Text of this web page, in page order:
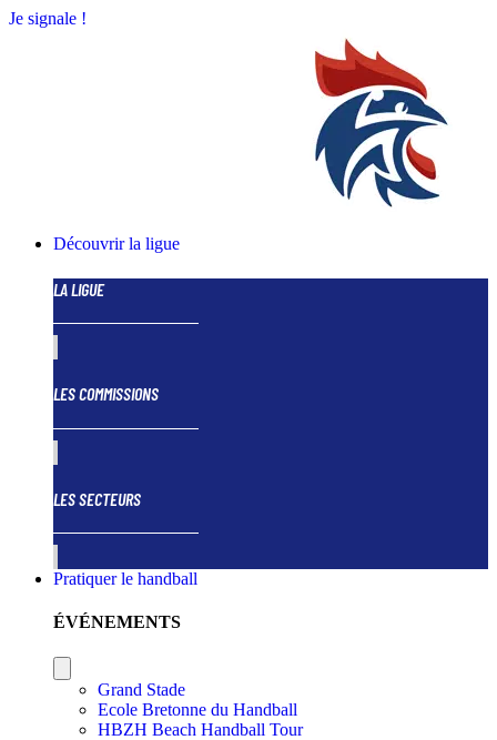
Je signale !
Découvrir la ligue
LA LIGUE
LES COMMISSIONS
LES SECTEURS
Pratiquer le handball
ÉVÉNEMENTS
Grand Stade
Ecole Bretonne du Handball
HBZH Beach Handball Tour